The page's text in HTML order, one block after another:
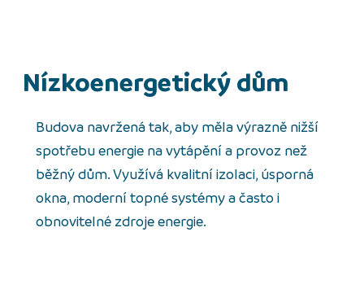
nízkoenergetický dům
Budova navržená tak, aby měla výrazně nižší
spotřebu energie na vytápění a provoz než
běžný dům. Využívá kvalitní izolaci, úsporná
okna, moderní topné systémy a často i
obnovitelné zdroje energie.